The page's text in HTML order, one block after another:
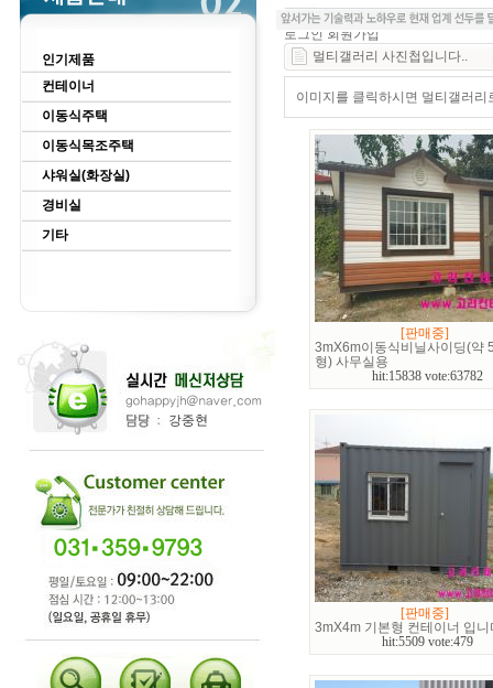
인기제품
컨테이너
이동식주택
이동식목조주택
샤워실(화장실)
경비실
기타
로그인 회원가입
멀티갤러리 사진첩입니다..
이미지를 클릭하시면 멀티갤러
[판매중]
3mX6m이동식비닐사이딩(약
형) 사무실용
hit:15838 vote:63782
[판매중]
3mX4m 기본형 컨테이너 입니
hit:5509 vote:479